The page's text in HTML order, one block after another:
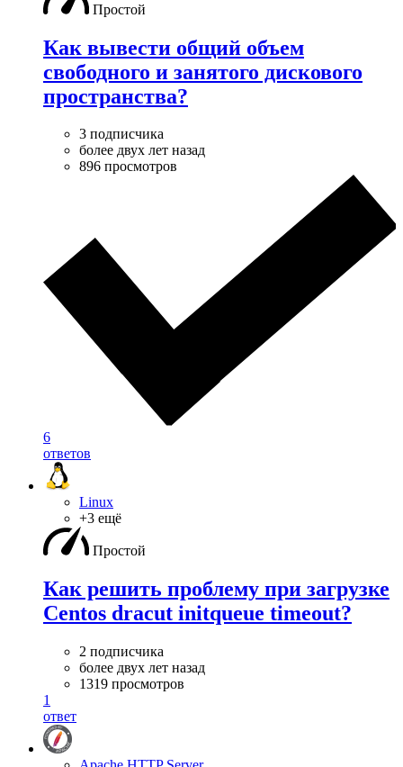
Простой
Как вывести общий объем
свободного и занятого дискового
пространства?
3 подписчика
более двух лет назад
896 просмотров
6
ответов
Linux
+3 ещё
Простой
Как решить проблему при загрузке
Centos dracut initqueue timeout?
2 подписчика
более двух лет назад
1319 просмотров
1
ответ